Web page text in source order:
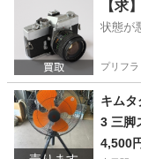
【求
状態が
プリフラ
キム
3 三脚
4,500